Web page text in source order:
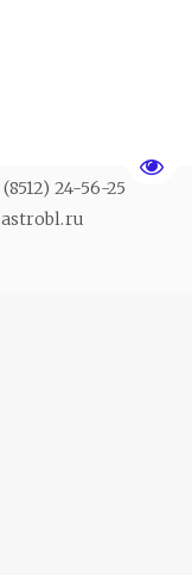
(8512) 24-56-25